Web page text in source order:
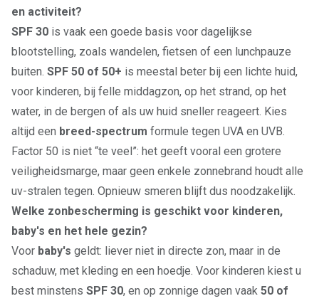
en activiteit?
SPF 30 is vaak een goede basis voor dagelijkse
blootstelling, zoals wandelen, fietsen of een lunchpauze
buiten. SPF 50 of 50+ is meestal beter bij een lichte huid,
voor kinderen, bij felle middagzon, op het strand, op het
water, in de bergen of als uw huid sneller reageert. Kies
altijd een breed-spectrum formule tegen UVA en UVB.
Factor 50 is niet “te veel”: het geeft vooral een grotere
veiligheidsmarge, maar geen enkele zonnebrand houdt alle
uv-stralen tegen. Opnieuw smeren blijft dus noodzakelijk.
Welke zonbescherming is geschikt voor kinderen,
baby's en het hele gezin?
Voor baby's geldt: liever niet in directe zon, maar in de
schaduw, met kleding en een hoedje. Voor kinderen kiest u
best minstens SPF 30, en op zonnige dagen vaak 50 of